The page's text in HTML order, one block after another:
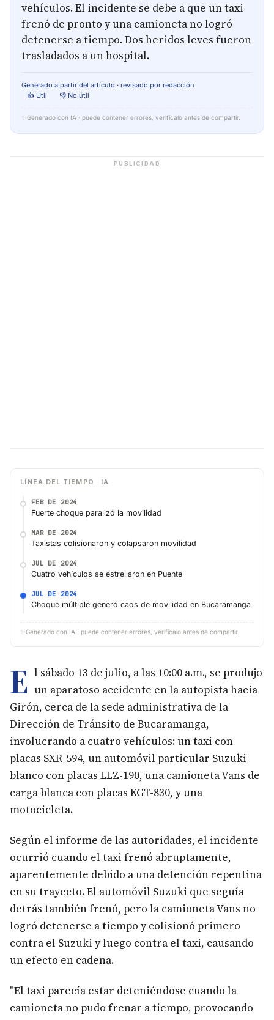
vehículos. El incidente se debe a que un taxi
frenó de pronto y una camioneta no logró
detenerse a tiempo. Dos heridos leves fueron
trasladados a un hospital.
Generado a partir del artículo · revisado por redacción
👍 Útil
👎 No útil
✨ Generado con IA · puede contener errores, verifícalo antes de compartir.
PUBLICIDAD
LÍNEA DEL TIEMPO · IA
FEB DE 2024
Fuerte choque paralizó la movilidad
MAR DE 2024
Taxistas colisionaron y colapsaron movilidad
JUL DE 2024
Cuatro vehículos se estrellaron en Puente
JUL DE 2024
Choque múltiple generó caos de movilidad en Bucaramanga
✨ Generado con IA · puede contener errores, verifícalo antes de compartir.
E l sábado 13 de julio, a las 10:00 a.m., se produjo
un aparatoso accidente en la autopista hacia
Girón, cerca de la sede administrativa de la
Dirección de Tránsito de Bucaramanga,
involucrando a cuatro vehículos: un taxi con
placas SXR-594, un automóvil particular Suzuki
blanco con placas LLZ-190, una camioneta Vans de
carga blanca con placas KGT-830, y una
motocicleta.
Según el informe de las autoridades, el incidente
ocurrió cuando el taxi frenó abruptamente,
aparentemente debido a una detención repentina
en su trayecto. El automóvil Suzuki que seguía
detrás también frenó, pero la camioneta Vans no
logró detenerse a tiempo y colisionó primero
contra el Suzuki y luego contra el taxi, causando
un efecto en cadena.
"El taxi parecía estar deteniéndose cuando la
camioneta no pudo frenar a tiempo, provocando